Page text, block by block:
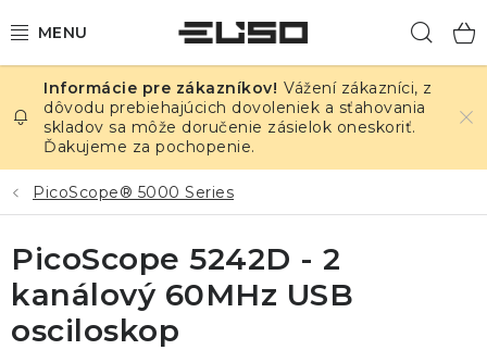
na
ELEKTRINA
TEPLOTA A VLHKOSŤ
TLAK A ÚNIKY
ZÁZNAMNÍKY
KALIBRÁCIA
Vážení zákazníci, z
dôvodu prebiehajúcich dovoleniek a sťahovania
skladov sa môže doručenie zásielok oneskoriť.
Ďakujeme za pochopenie.
PicoScope® 5000 Series
PicoScope 5242D - 2
kanálový 60MHz USB
osciloskop